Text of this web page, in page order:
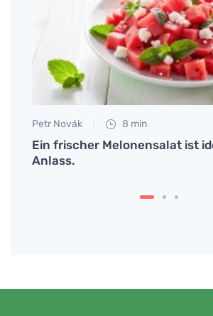
Petr Novák 8 min
Ein frischer Melonensalat ist
Anlass.